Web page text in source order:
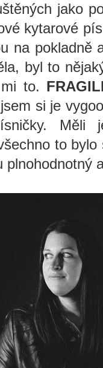
jako
kytarové
na pokladně
byl to
to.
si je
Měli
to
plnohodnotný